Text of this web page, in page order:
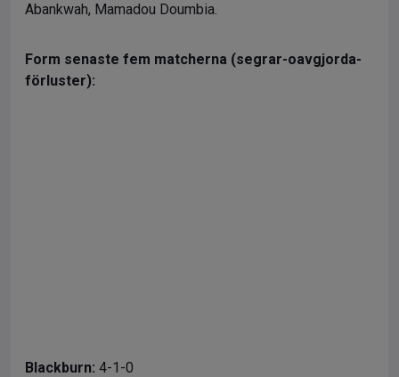
Abankwah, Mamadou Doumbia.
Form senaste fem matcherna (segrar-oavgjorda-
förluster):
Blackburn: 4-1-0